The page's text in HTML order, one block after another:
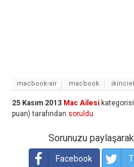
macbook-air macbook ikinciel
25 Kasım 2013 Mac Ailesi
puan) tarafından soruldu
Sorunuzu paylaşarak
Facebook